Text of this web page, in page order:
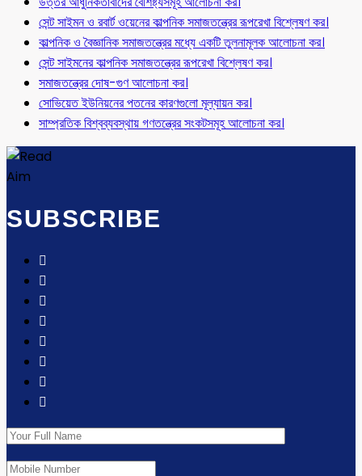
সেন্ট সাইমন ও রবার্ট ওয়েনের কাল্পনিক সমাজতন্ত্রের রূপরেখা বিশ্লেষণ কর।
কাল্পনিক ও বৈজ্ঞানিক সমাজতন্ত্রের মধ্যে একটি তুলনামূলক আলোচনা কর।
সেন্ট সাইমনের কাল্পনিক সমাজতন্ত্রের রূপরেখা বিশ্লেষণ কর।
সমাজতন্ত্রের দোষ-গুণ আলোচনা কর।
সোভিয়েত ইউনিয়নের পতনের কারণগুলো মূল্যায়ন কর।
সাম্প্রতিক বিশ্বব্যবস্থায় গণতন্ত্রের সংকটসমূহ আলোচনা কর।
SUBSCRIBE